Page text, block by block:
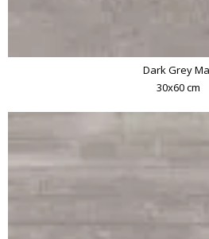
Dark Grey
30x60 cm